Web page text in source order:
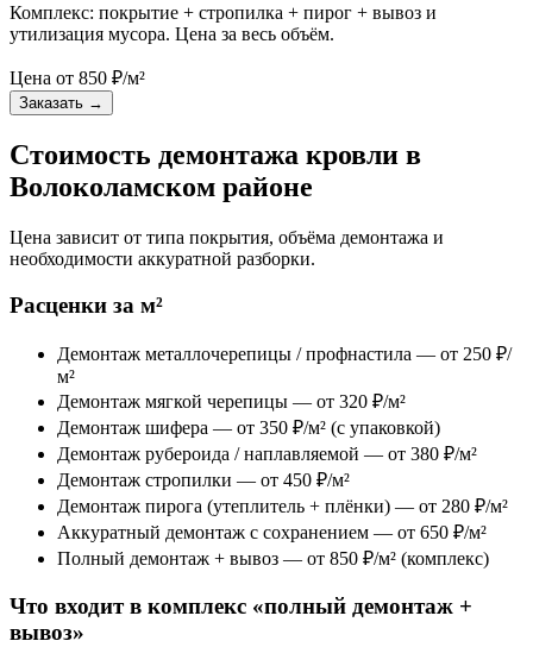
Комплекс: покрытие + стропилка + пирог + вывоз и
утилизация мусора. Цена за весь объём.
Цена от 850 ₽/м²
Заказать →
Стоимость демонтажа кровли в
Волоколамском районе
Цена зависит от типа покрытия, объёма демонтажа и
необходимости аккуратной разборки.
Расценки за м²
Демонтаж металлочерепицы / профнастила — от 250 ₽/
м²
Демонтаж мягкой черепицы — от 320 ₽/м²
Демонтаж шифера — от 350 ₽/м² (с упаковкой)
Демонтаж рубероида / наплавляемой — от 380 ₽/м²
Демонтаж стропилки — от 450 ₽/м²
Демонтаж пирога (утеплитель + плёнки) — от 280 ₽/м²
Аккуратный демонтаж с сохранением — от 650 ₽/м²
Полный демонтаж + вывоз — от 850 ₽/м² (комплекс)
Что входит в комплекс «полный демонтаж +
вывоз»